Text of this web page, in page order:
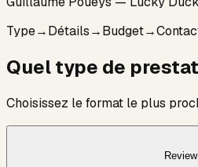
Type→Détails→Budget→
Quel type de
Choisissez le format le plus